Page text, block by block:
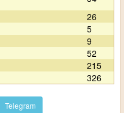
26
5
9
52
215
326
Telegram